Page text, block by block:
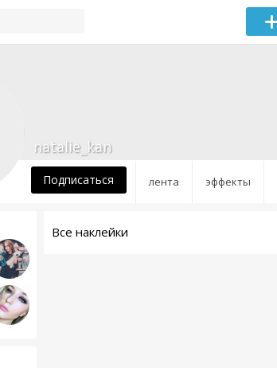
лента эффекты
natalie_kan
Подписаться
Все наклейки